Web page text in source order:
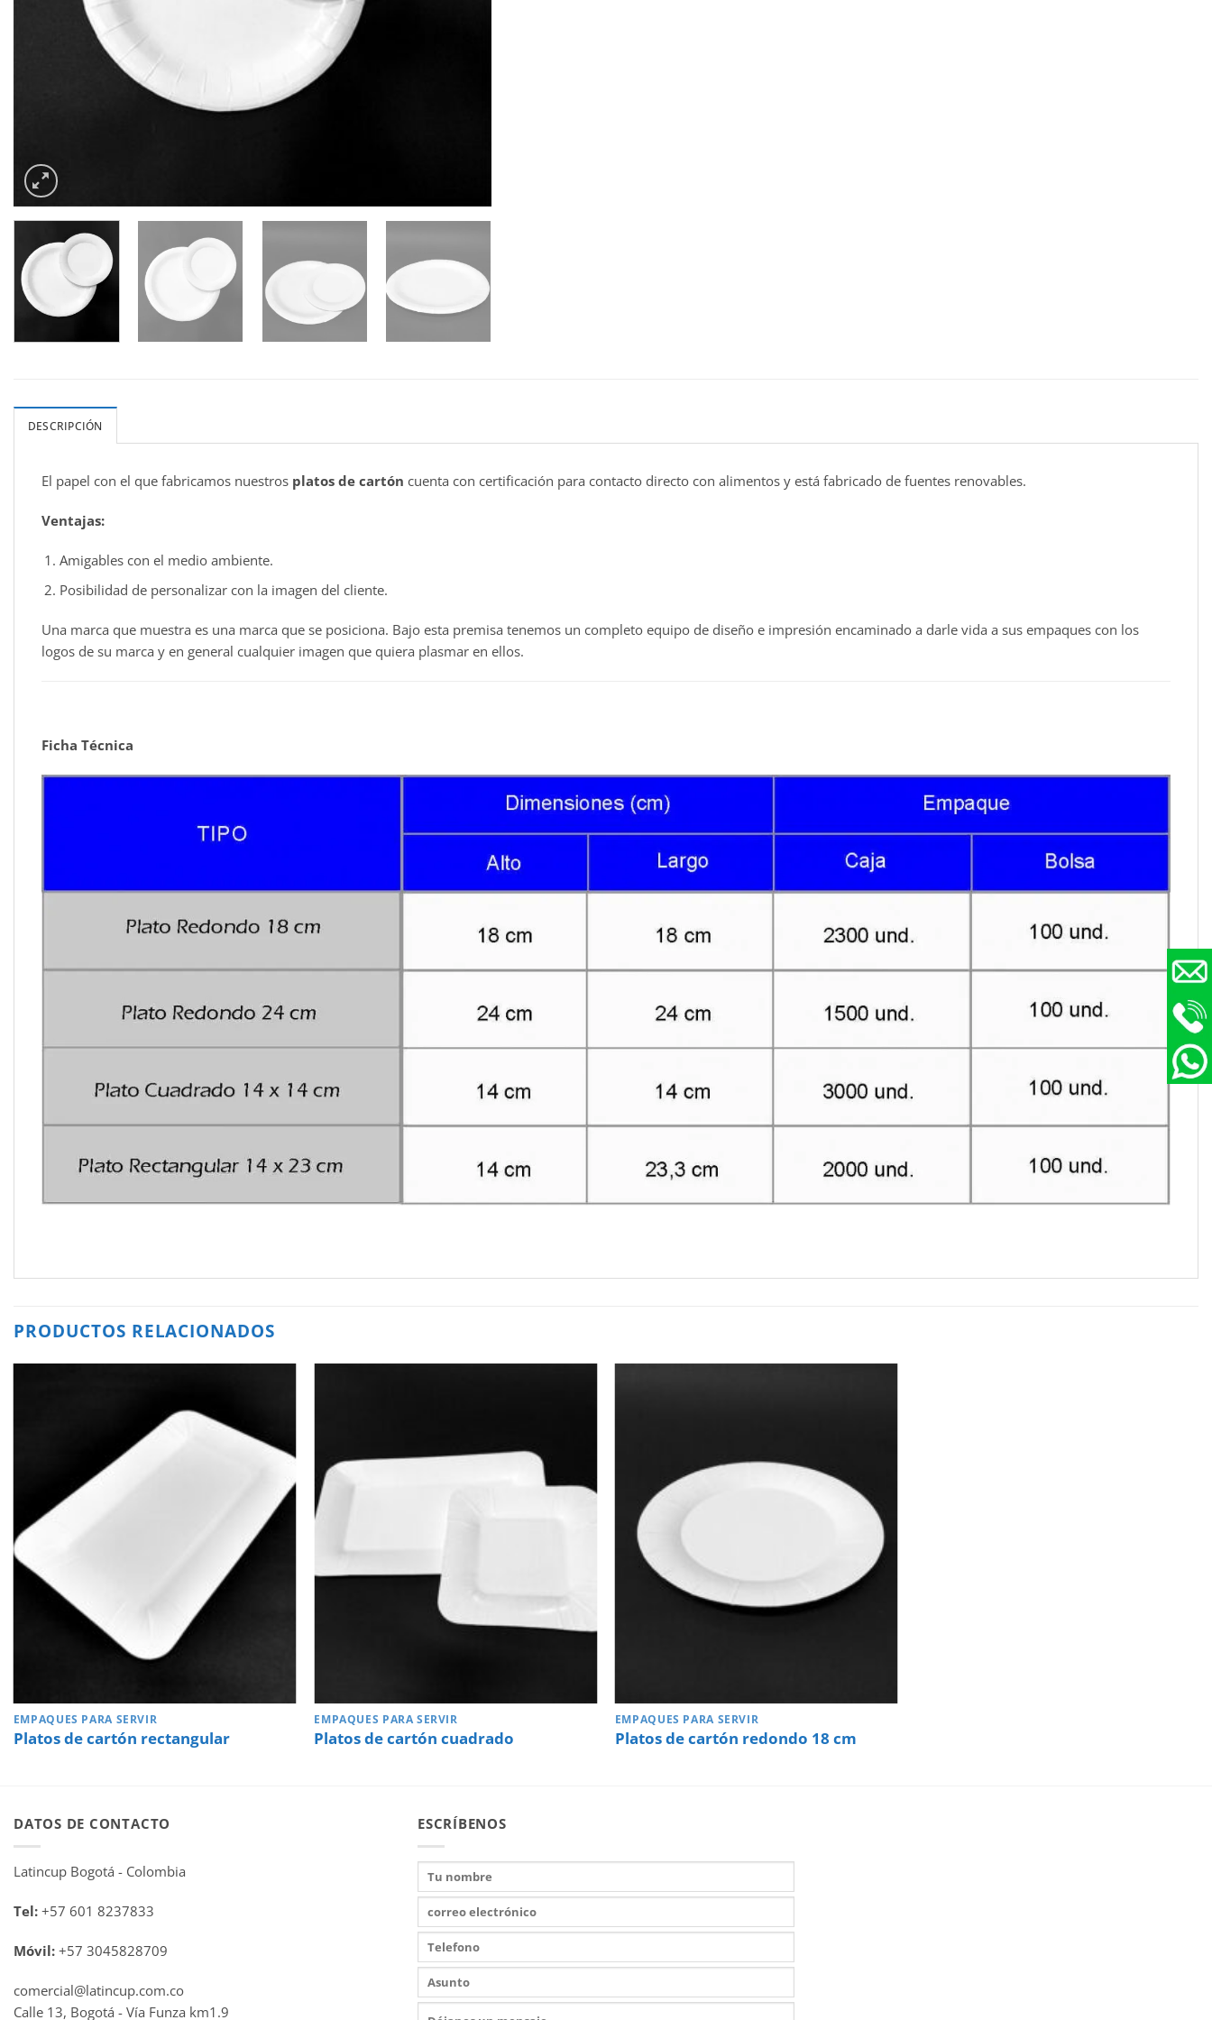
DESCRIPCIÓN
El papel con el que fabricamos nuestros platos de cartón cuenta con certificación para contacto directo con alimentos y está fabricado de fuentes renovables.
Ventajas:
Amigables con el medio ambiente.
Posibilidad de personalizar con la imagen del cliente.
Una marca que muestra es una marca que se posiciona. Bajo esta premisa tenemos un completo equipo de diseño e impresión encaminado a darle vida a sus empaques con los
logos de su marca y en general cualquier imagen que quiera plasmar en ellos.
Ficha Técnica
PRODUCTOS RELACIONADOS
EMPAQUES PARA SERVIR
Platos de cartón rectangular
EMPAQUES PARA SERVIR
Platos de cartón cuadrado
EMPAQUES PARA SERVIR
Platos de cartón redondo 18 cm
DATOS DE CONTACTO
Latincup Bogotá - Colombia
Tel:+57 601 8237833
Móvil:+57 3045828709
comercial@latincup.com.co
Calle 13, Bogotá - Vía Funza km1.9
ESCRÍBENOS